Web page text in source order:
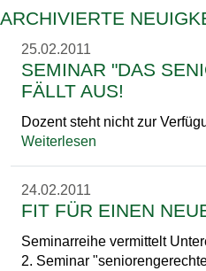
ARCHIVIERTE
25.02.2011
SEMINAR "DAS
FÄLLT AUS!
Dozent steht nicht zur
Weiterlesen
24.02.2011
FIT FÜR EINEN
Seminarreihe vermittelt
2. Seminar